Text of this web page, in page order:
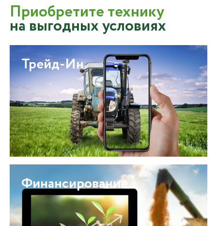
Приобретите технику
на выгодных условиях
Трейд-Ин
Финансирование